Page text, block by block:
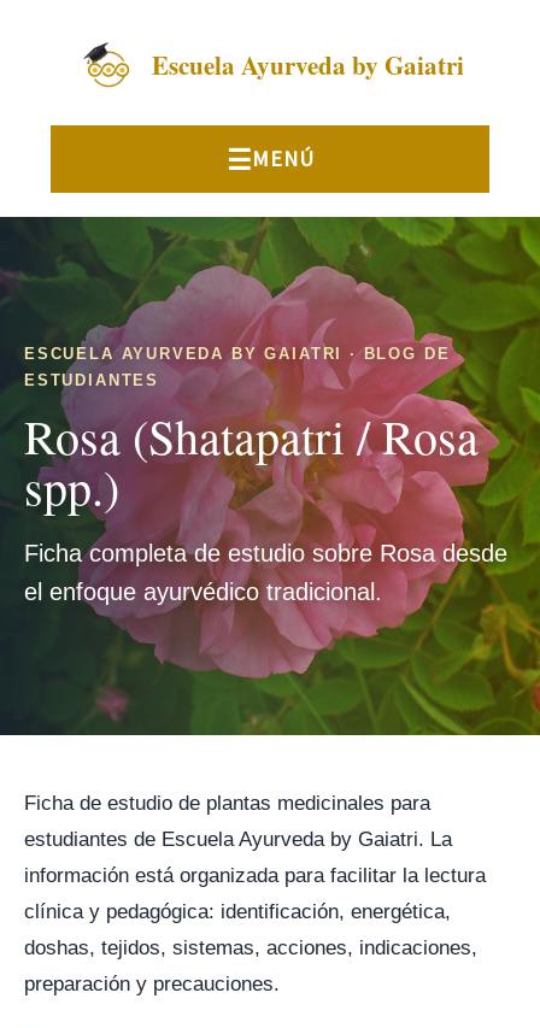
Escuela Ayurveda by Gaiatri
ESCUELA AYURVEDA BY GAIATRI · BLOG DE
ESTUDIANTES
Rosa (Shatapatri / Rosa
spp.)
Ficha completa de estudio sobre Rosa desde
el enfoque ayurvédico tradicional.
Ficha de estudio de plantas medicinales para
estudiantes de Escuela Ayurveda by Gaiatri. La
información está organizada para facilitar la lectura
clínica y pedagógica: identificación, energética,
doshas, tejidos, sistemas, acciones, indicaciones,
preparación y precauciones.